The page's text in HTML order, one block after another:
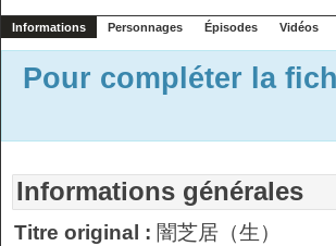
Informations Personnages Épisodes Vidéos
Pour compléter la
Informations générales
Titre original : 闇芝居（生）